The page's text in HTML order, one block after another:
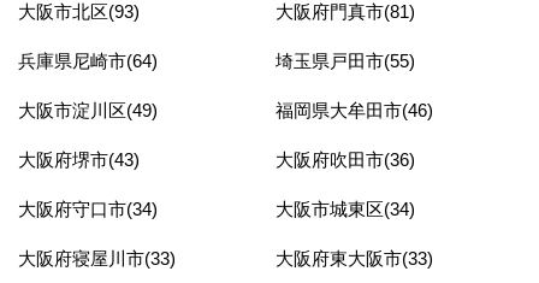
大阪市北区(93) 大阪府門真市(81)
兵庫県尼崎市(64) 埼玉県戸田市(55)
大阪市淀川区(49) 福岡県大牟田市(46)
大阪府堺市(43) 大阪府吹田市(36)
大阪府守口市(34) 大阪市城東区(34)
大阪府寝屋川市(33) 大阪府東大阪市(33)